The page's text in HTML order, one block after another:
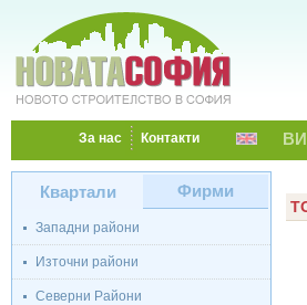
За нас Контакти
Квартали Фирми
Западни райони
Източни райони
Северни Райони